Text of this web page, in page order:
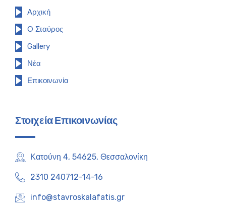
Αρχική
Ο Σταύρος
Gallery
Νέα
Επικοινωνία
Στοιχεία Επικοινωνίας
Κατούνη 4, 54625, Θεσσαλονίκη
2310 240712-14-16
info@stavroskalafatis.gr